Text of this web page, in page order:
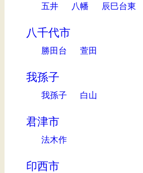
五井 八幡 辰巳台東
八千代市
勝田台 萱田
我孫子
我孫子 白山
君津市
法木作
印西市